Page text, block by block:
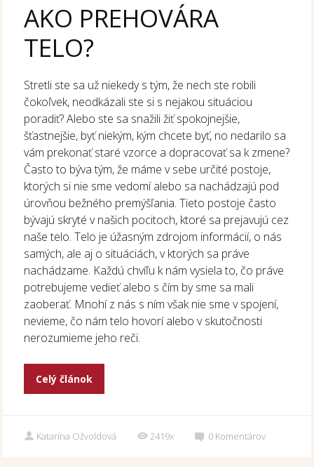
AKO PREHOVÁRA
TELO?
Stretli ste sa už niekedy s tým, že nech ste robili
čokoľvek, neodkázali ste si s nejakou situáciou
poradiť? Alebo ste sa snažili žiť spokojnejšie,
šťastnejšie, byť niekým, kým chcete byť, no nedarilo sa
vám prekonať staré vzorce a dopracovať sa k zmene?
Často to býva tým, že máme v sebe určité postoje,
ktorých si nie sme vedomí alebo sa nachádzajú pod
úrovňou bežného premýšľania. Tieto postoje často
bývajú skryté v našich pocitoch, ktoré sa prejavujú cez
naše telo. Telo je úžasným zdrojom informácií, o nás
samých, ale aj o situáciách, v ktorých sa práve
nachádzame. Každú chvíľu k nám vysiela to, čo práve
potrebujeme vedieť alebo s čím by sme sa mali
zaoberať. Mnohí z nás s ním však nie sme v spojení,
nevieme, čo nám telo hovorí alebo v skutočnosti
nerozumieme jeho reči.
Celý článok
Katarína Ožvoldová 2419x 0 Komentárov